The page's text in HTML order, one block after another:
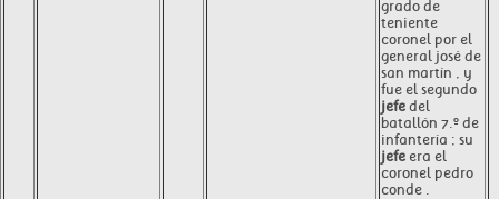
grado de
teniente
coronel por el
general josé de
san martín , y
fue el segundo
jefe del
batallón 7.º de
infantería ; su
jefe era el
coronel pedro
conde .